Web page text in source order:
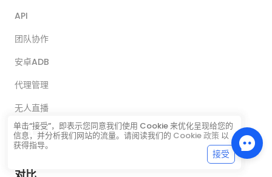
API
团队协作
安卓ADB
代理管理
无人直播
云盘管理
单击“接受”，即表示您同意我们使用 Cookie 来优化呈现给您的
信息，并分析我们网站的流量。请阅读我们的 Cookie 政策 以
获得指导。
接受